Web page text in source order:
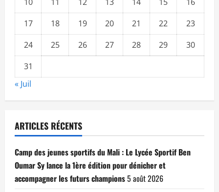
17
18 19 20 21 22
23
24
25 26 27 28 29
30
31
« Juil
ARTICLES RÉCENTS
Camp des jeunes sportifs du Mali : Le Lycée Sportif Ben
Oumar Sy lance la 1ère édition pour dénicher et
accompagner les futurs champions5 août 2026